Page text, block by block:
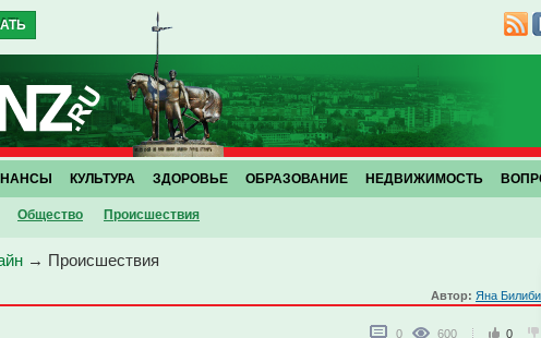
Общество Проиcшествия
КУЛЬТУРА ЗДОРОВЬЕ ОБРАЗОВАНИЕ НЕДВИЖИМОСТЬ
→ Проиcшествия
Автор: Яна
0 600 0